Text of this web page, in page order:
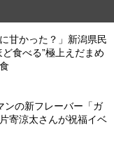
甘かった？」新潟県民
食べる”極上えだまめ
ンの新フレーバー「ガ
寄涼太さんが祝福イベ